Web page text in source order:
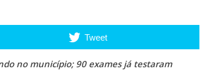
Tweet
no município; 90 exames já testaram